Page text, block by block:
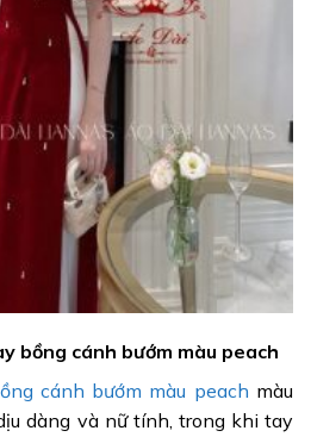
bồng cánh bướm màu peach
cánh bướm màu peach màu
dàng và nữ tính, trong khi tay